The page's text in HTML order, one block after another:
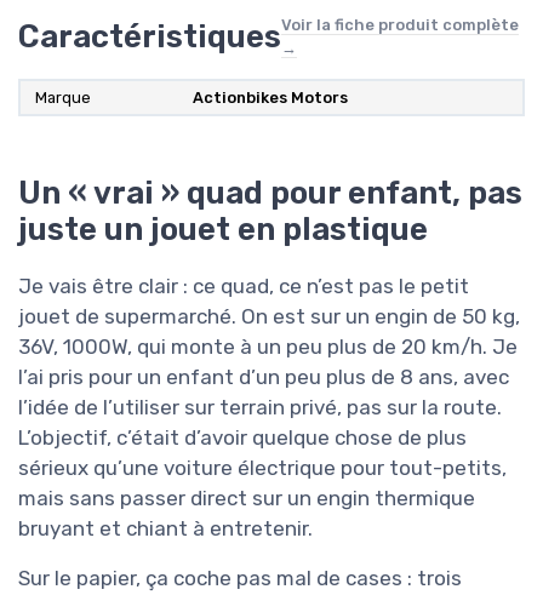
CaractéristiquesVoir la fiche produit complète
→
Marque Actionbikes Motors
Un « vrai » quad pour enfant, pas
juste un jouet en plastique
Je vais être clair : ce quad, ce n’est pas le petit
jouet de supermarché. On est sur un engin de 50 kg,
36V, 1000W, qui monte à un peu plus de 20 km/h. Je
l’ai pris pour un enfant d’un peu plus de 8 ans, avec
l’idée de l’utiliser sur terrain privé, pas sur la route.
L’objectif, c’était d’avoir quelque chose de plus
sérieux qu’une voiture électrique pour tout-petits,
mais sans passer direct sur un engin thermique
bruyant et chiant à entretenir.
Sur le papier, ça coche pas mal de cases : trois